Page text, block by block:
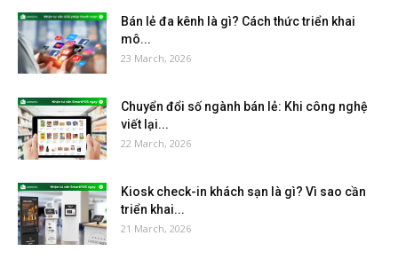
Bán lẻ đa kênh là gì? Cách thức triển khai
mô...
23 March, 2026
Chuyển đổi số ngành bán lẻ: Khi công nghệ
viết lại...
22 March, 2026
Kiosk check-in khách sạn là gì? Vì sao cần
triển khai...
21 March, 2026